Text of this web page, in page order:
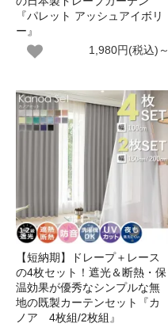
『パレット アッシュアイボリ
ー』
1,980円(税込)～
【短納期】ドレープ＋レース
の4枚セット！遮光＆断熱・保
温効果が優秀なシンプルな無
地の既製カーテンセット『カ
ノア 4枚組/2枚組』